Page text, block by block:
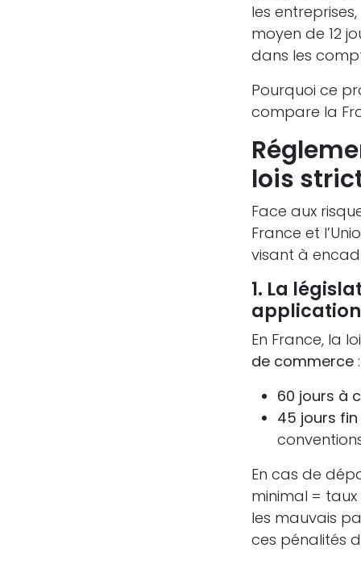
les
moyen de 12
dans les
Pourquoi ce
compare la
lois
Face aux
France et
visant à
1. La
En France, la
de commerce :
60 jours à
45 jours
En cas de
minimal = taux
les mauvais
ces pénalités